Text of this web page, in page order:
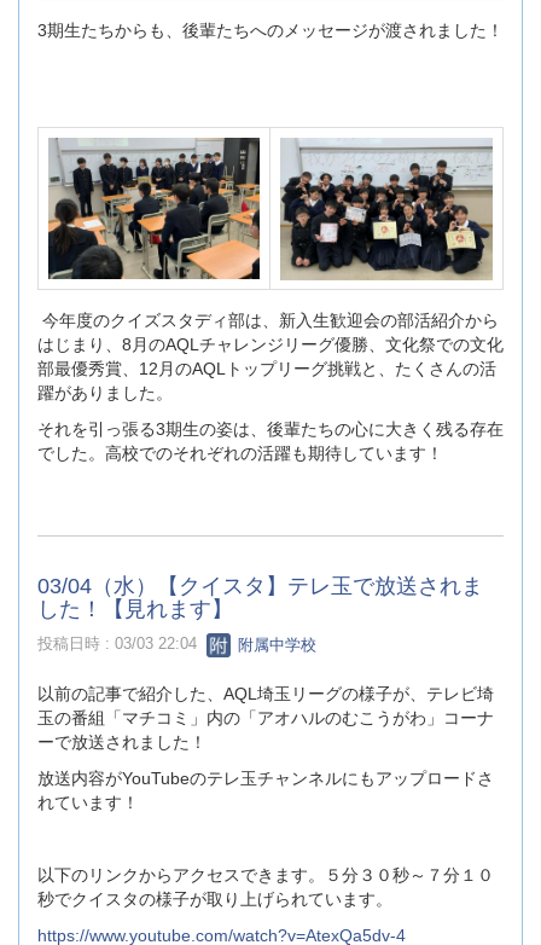
3期生たちからも、後輩たちへのメッセージが渡されました！
今年度のクイズスタディ部は、新入生歓迎会の部活紹介から
はじまり、8月のAQLチャレンジリーグ優勝、文化祭での文化
部最優秀賞、12月のAQLトップリーグ挑戦と、たくさんの活
躍がありました。
それを引っ張る3期生の姿は、後輩たちの心に大きく残る存在
でした。高校でのそれぞれの活躍も期待しています！
03/04（水）【クイスタ】テレ玉で放送されま
した！【見れます】
投稿日時 : 03/03 22:04 附属中学校
以前の記事で紹介した、AQL埼玉リーグの様子が、テレビ埼
玉の番組「マチコミ」内の「アオハルのむこうがわ」コーナ
ーで放送されました！
放送内容がYouTubeのテレ玉チャンネルにもアップロードさ
れています！
以下のリンクからアクセスできます。５分３０秒～７分１０
秒でクイスタの様子が取り上げられています。
https://www.youtube.com/watch?v=AtexQa5dv-4